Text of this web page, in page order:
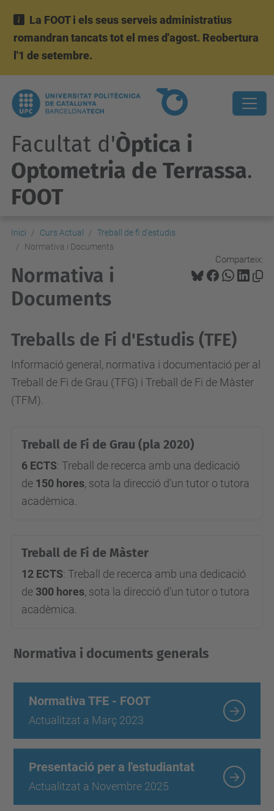
La FOOT i els seus serveis administratius
romandran tancats tot el mes d'agost. Reobertura
l'1 de setembre.
Facultat d'Òptica i
Optometria de Terrassa.
FOOT
Inici Curs Actual
Treball de fi d'estudis
Normativa i Documents
Comparteix:
Normativa i
Documents
Treballs de Fi d'Estudis (TFE)
Informació general, normativa i documentació per al
Treball de Fi de Grau (TFG) i Treball de Fi de Màster
(TFM).
Treball de Fi de Grau (pla 2020)
6 ECTS: Treball de recerca amb una dedicació
de 150 hores, sota la direcció d’un tutor o tutora
acadèmica.
Treball de Fi de Màster
12 ECTS: Treball de recerca amb una dedicació
de 300 hores, sota la direcció d’un tutor o tutora
acadèmica.
Normativa i documents generals
Normativa TFE - FOOT
Actualitzat a Març 2023
Presentació per a l'estudiantat
Actualitzat a Novembre 2025